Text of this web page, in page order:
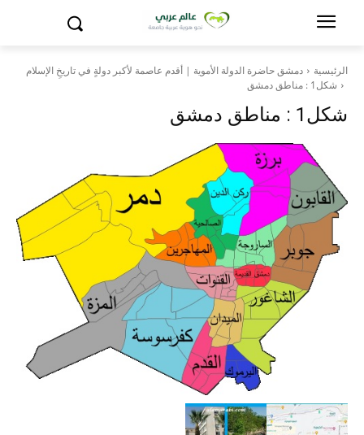
الرئيسية
دمشق حاضرة الدولة الأموية | أقدم عاصمة لأكبر دولةٍ في تاريخِ الإسلام
شكل1 : مناطق دمشق
شكل1 : مناطق دمشق